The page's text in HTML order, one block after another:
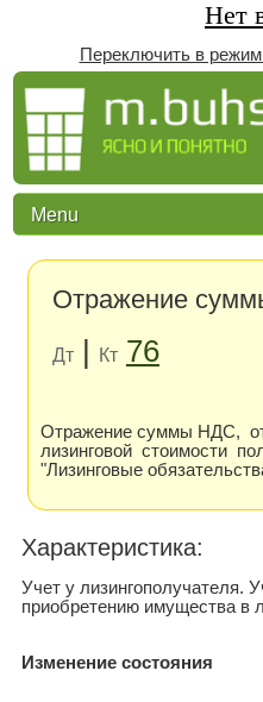
Нет
Переключить в
Menu
Отражение
Дт| Кт 76
Отражение суммы НДС,
лизинговой стоимости
"Лизинговые
Xарактеристика:
Учет у лизингополучателя.
приобретению имущества в
Изменение состояния